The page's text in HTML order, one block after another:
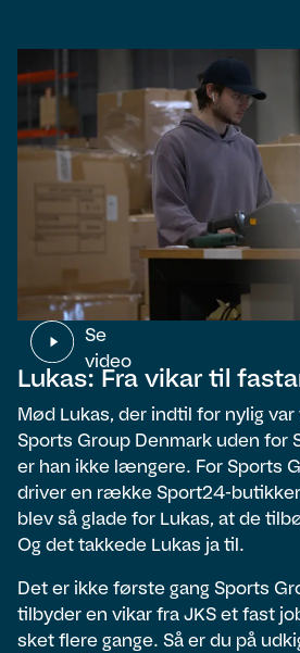
Se
video
Lukas: Fra vikar til
Mød Lukas, der indtil for nylig var
Sports Group Denmark uden for
er han ikke længere. For Sports
driver en række Sport24-
blev så glade for Lukas, at de
Og det takkede Lukas ja til.
Det er ikke første gang Sports
tilbyder en vikar fra JKS et fast
sket flere gange. Så er du på